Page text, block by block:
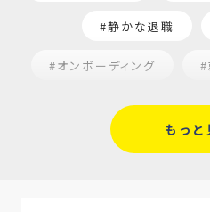
#静かな退職
#オンボーディング
#平均採
#人材定着
もっと